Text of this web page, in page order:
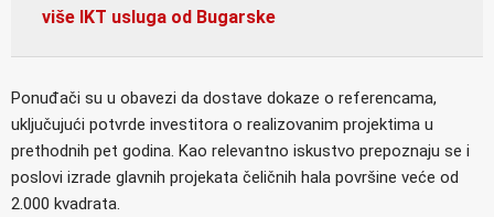
više IKT usluga od Bugarske
Ponuđači su u obavezi da dostave dokaze o referencama,
uključujući potvrde investitora o realizovanim projektima u
prethodnih pet godina. Kao relevantno iskustvo prepoznaju se i
poslovi izrade glavnih projekata čeličnih hala površine veće od
2.000 kvadrata.